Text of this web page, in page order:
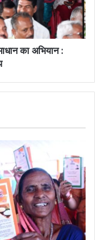
का अभियान :